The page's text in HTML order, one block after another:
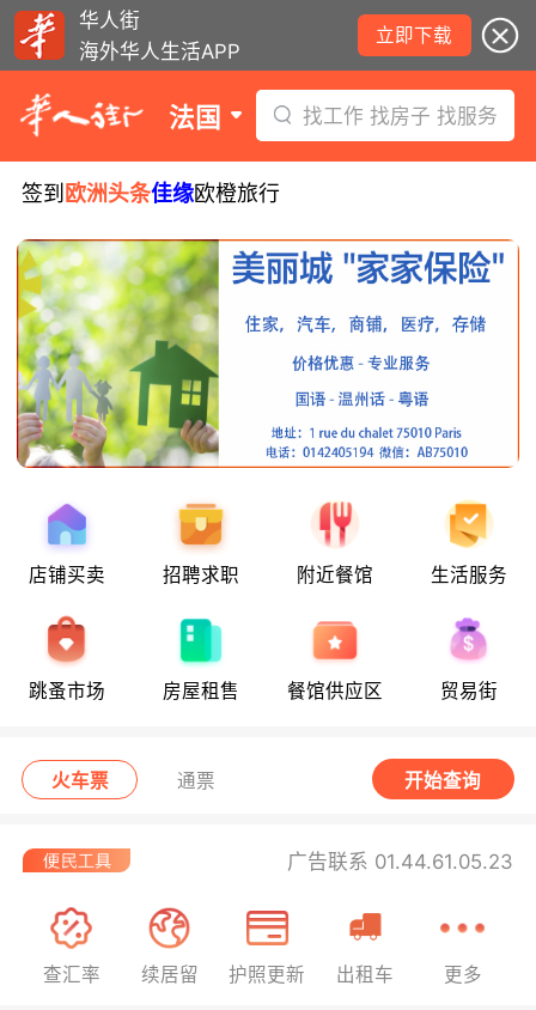
华人街
海外华人生活APP
立即下载
法国 找工作 找房子 找服务
签到 欧洲头条佳缘欧橙旅行
店铺买卖 招聘求职 附近餐馆 生活服务
跳蚤市场 房屋租售 餐馆供应区 贸易街
火车票 通票 开始查询
广告联系 01.44.61.05.23
查汇率 续居留 护照更新 出租车 更多